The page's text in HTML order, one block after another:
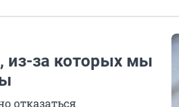
из-за которых мы
отказаться